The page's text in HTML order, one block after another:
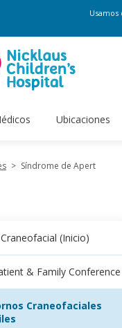
Ubicaciones
> Síndrome de Apert
(Inicio)
& Family Conference
Craneofaciales